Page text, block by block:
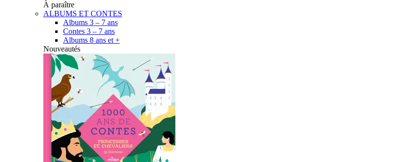
À paraître
ALBUMS ET CONTES
Albums 3 – 7 ans
Contes 3 – 7 ans
Albums 8 ans et +
Nouveautés